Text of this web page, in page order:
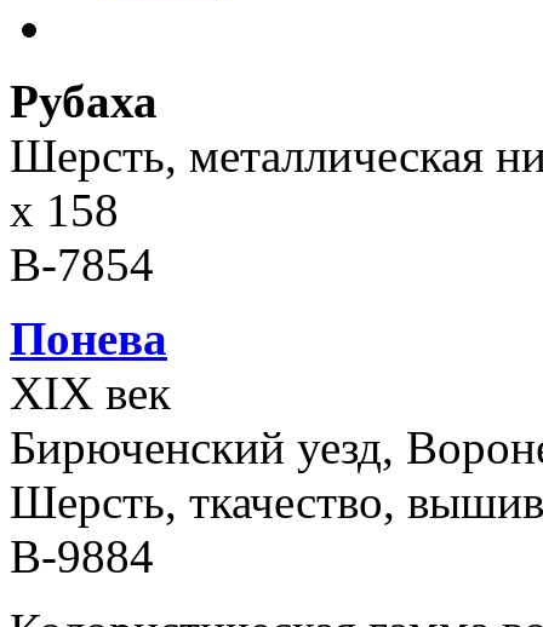
Рубаха
Шерсть, металлическая
х 158
В-7854
Понева
ХIХ век
Бирюченский уезд,
Шерсть, ткачество,
В-9884